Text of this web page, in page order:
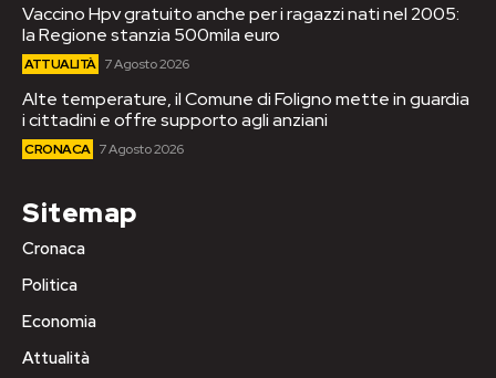
Vaccino Hpv gratuito anche per i ragazzi nati nel 2005:
la Regione stanzia 500mila euro
ATTUALITÀ 7 Agosto 2026
Alte temperature, il Comune di Foligno mette in guardia
i cittadini e offre supporto agli anziani
CRONACA 7 Agosto 2026
Sitemap
Cronaca
Politica
Economia
Attualità